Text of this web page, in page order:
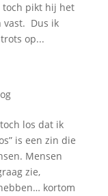
toch pikt hij het
vast. Dus ik
op...
toch los dat ik
is een zin die
Mensen
zie,
kortom